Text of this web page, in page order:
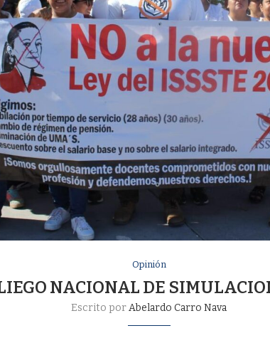
Opinión
NACIONAL DE
Escrito porAbelardo Carro Nava